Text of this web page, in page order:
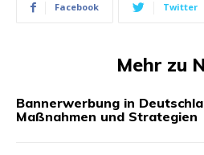
Facebook Twitter
Mehr zu
Bannerwerbung in
Maßnahmen und Strategien